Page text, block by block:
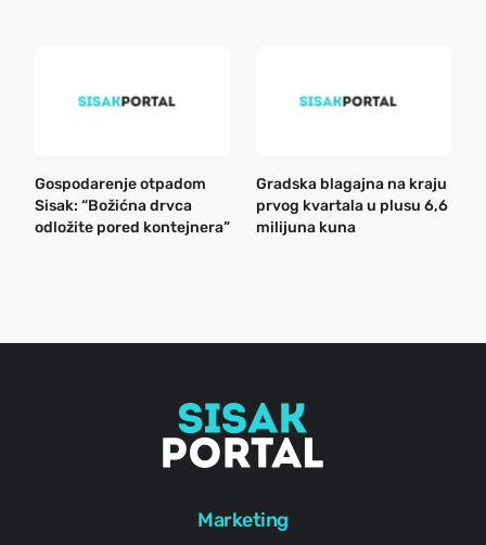
Gospodarenje otpadom
Sisak: “Božićna drvca
odložite pored kontejnera”
Gradska blagajna na kraju
prvog kvartala u plusu 6,6
milijuna kuna
Marketing